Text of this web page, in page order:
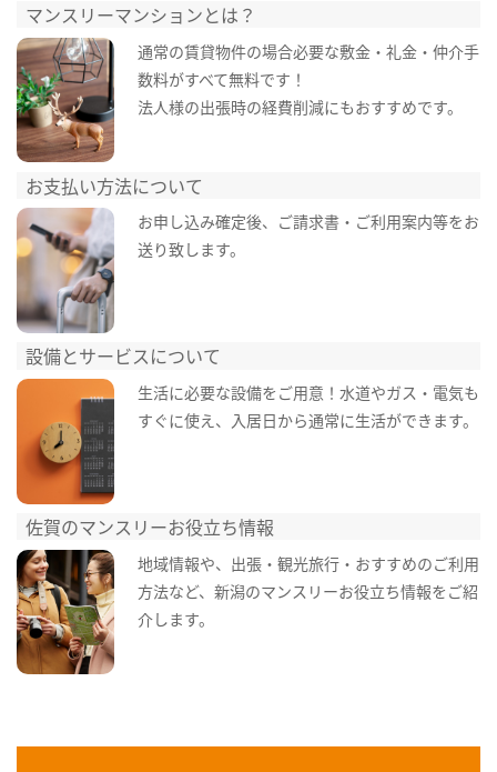
マンスリーマンションとは？
通常の賃貸物件の場合必要な敷金・礼金・仲介手
数料がすべて無料です！
法人様の出張時の経費削減にもおすすめです。
お支払い方法について
お申し込み確定後、ご請求書・ご利用案内等をお
送り致します。
設備とサービスについて
生活に必要な設備をご用意！水道やガス・電気も
すぐに使え、入居日から通常に生活ができます。
佐賀のマンスリーお役立ち情報
地域情報や、出張・観光旅行・おすすめのご利用
方法など、新潟のマンスリーお役立ち情報をご紹
介します。